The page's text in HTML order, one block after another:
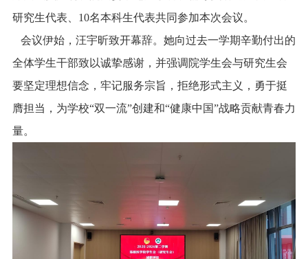
研究生代表、10名本科生代表共同参加本次会议。
会议伊始，汪宇昕致开幕辞。她向过去一学期辛勤付出的
全体学生干部致以诚挚感谢，并强调院学生会与研究生会
要坚定理想信念，牢记服务宗旨，拒绝形式主义，勇于挺
膺担当，为学校“双一流”创建和“健康中国”战略贡献青春力
量。